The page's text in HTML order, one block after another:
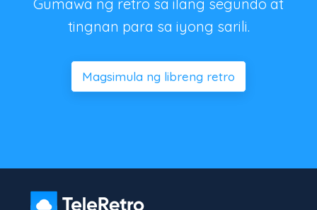
Gumawa ng retro sa ilang segundo at
tingnan para sa iyong sarili.
Magsimula ng libreng retro